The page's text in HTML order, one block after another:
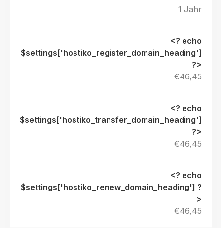
1 Jahr
€46,45
€46,45
€46,45